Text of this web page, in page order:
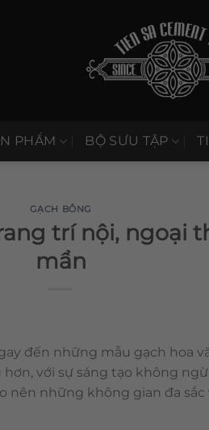
PHẨM BỘ SƯU TẬP
GẠCH BÔNG
trí nội, ngoại
mẩn
đến những mẫu gạch hoa
với sự sáng tạo không
những không gian đa sắc